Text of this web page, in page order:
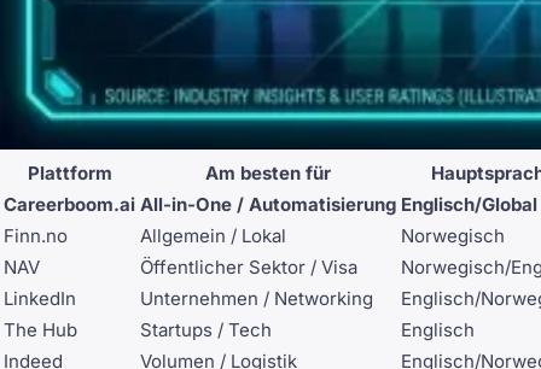
Plattform Am besten für
Careerboom.ai All-in-One / Automatisierung Englisch/Global
Finn.no
Allgemein / Lokal
Norwegisch
NAV
Öffentlicher Sektor / Visa
Norwegisch/
LinkedIn
Unternehmen / Networking
Englisch/
The Hub
Startups / Tech
Englisch
Indeed
Volumen / Logistik
Englisch/